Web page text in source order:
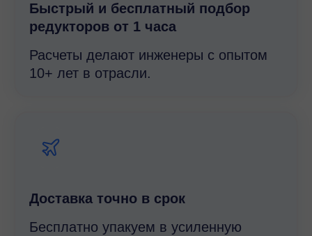
Быстрый и беcплатный подбор
редукторов от 1 часа
Расчеты делают инженеры с опытом
10+ лет в отрасли.
Доставка точно в срок
Бесплатно упакуем в усиленную